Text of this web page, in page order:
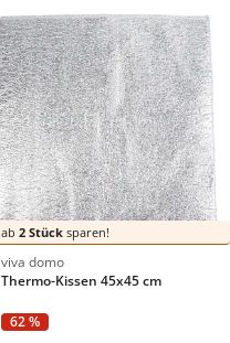
ab 2 Stücksparen!
viva domo
Thermo-Kissen 45x45 cm
62 %